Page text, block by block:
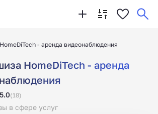
- аренда видеонаблюдения
HomeDiTech - аренда
5.0(18)
в сфере услуг